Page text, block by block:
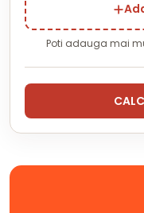
Poti adauga mai